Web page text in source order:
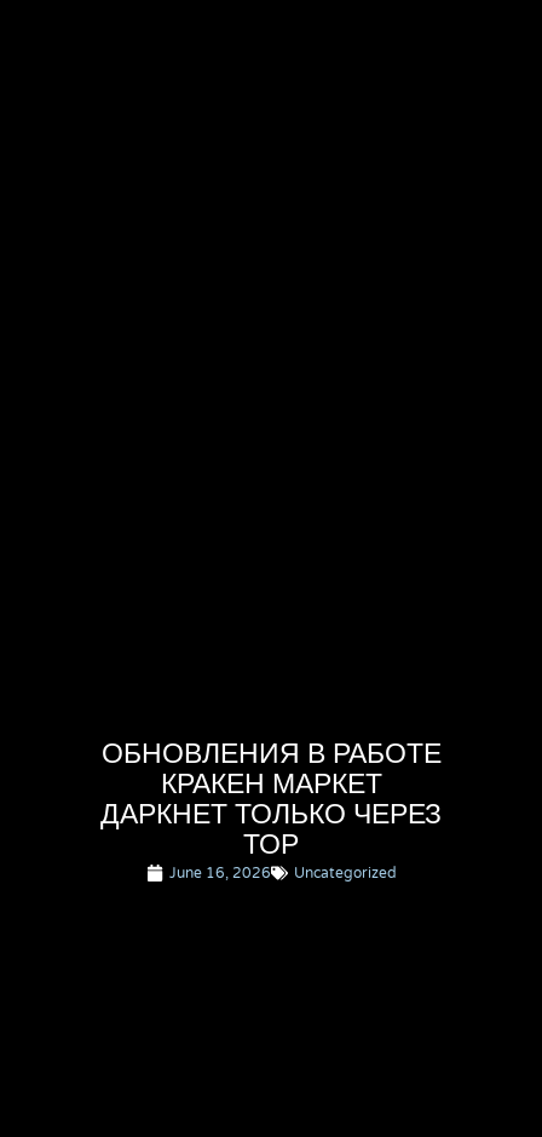
ОБНОВЛЕНИЯ В РАБОТЕ
КРАКЕН МАРКЕТ
ДАРКНЕТ ТОЛЬКО ЧЕРЕЗ
ТОР
June 16, 2026 Uncategorized